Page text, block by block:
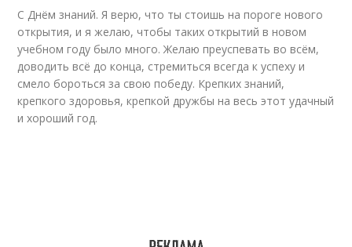
С Днём знаний. Я верю, что ты стоишь на пороге нового
открытия, и я желаю, чтобы таких открытий в новом
учебном году было много. Желаю преуспевать во всём,
доводить всё до конца, стремиться всегда к успеху и
смело бороться за свою победу. Крепких знаний,
крепкого здоровья, крепкой дружбы на весь этот удачный
и хороший год.